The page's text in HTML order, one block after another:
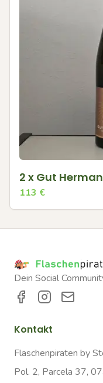
2 x Gut
113 €
Dein Social
Kontakt
Flaschenpiraten by
Pol. 2, Parcela 37,